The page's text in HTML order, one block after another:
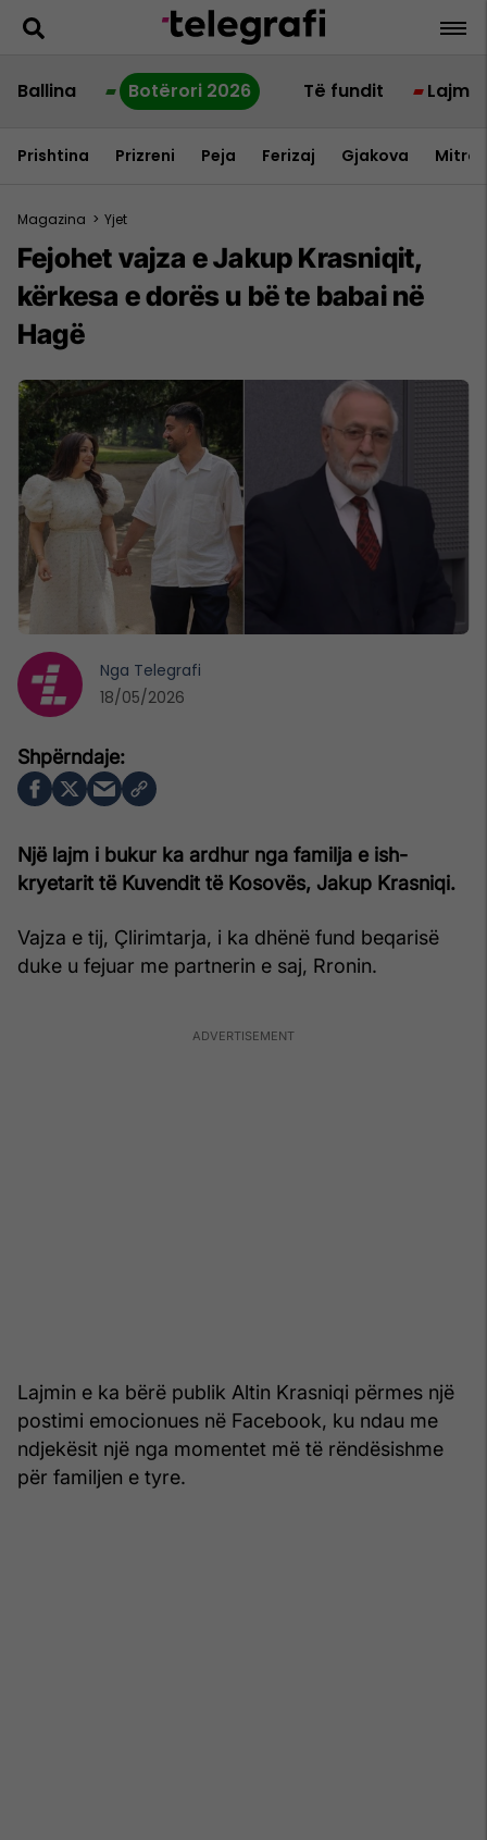
Ballina Botërori 2026 Të fundit Lajme
Prishtina Prizreni Peja Ferizaj Gjakova
Magazina > Yjet
Fejohet vajza e Jakup Krasniqit,
kërkesa e dorës u bë te babai në
Hagë
Një lajm i bukur ka ardhur nga familja e ish-
kryetarit të Kuvendit të Kosovës, Jakup Krasniqi.
Vajza e tij, Çlirimtarja, i ka dhënë fund beqarisë
duke u fejuar me partnerin e saj, Rronin.
Lajmin e ka bërë publik Altin Krasniqi përmes një
postimi emocionues në Facebook, ku ndau me
ndjekësit një nga momentet më të rëndësishme
për familjen e tyre.
Nga Telegrafi
18/05/2026